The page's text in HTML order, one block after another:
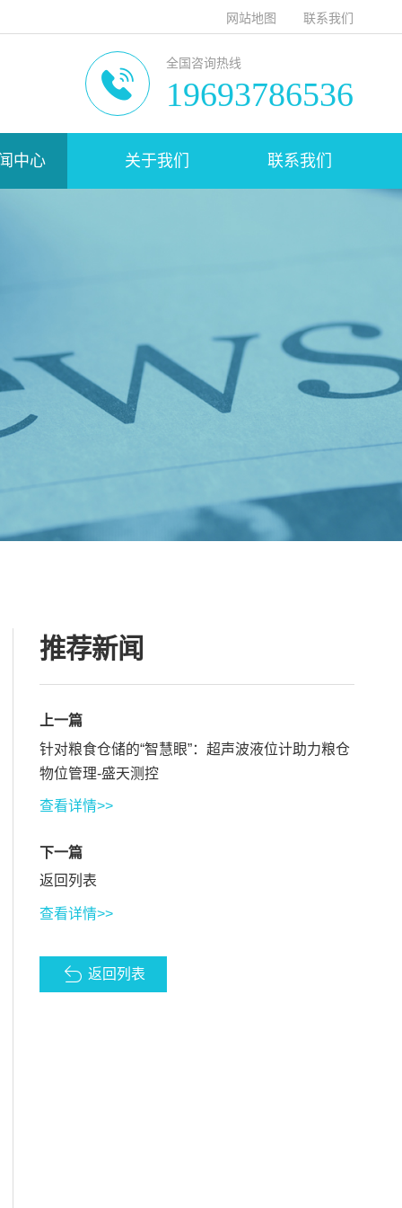
网站地图 联系我们
全国咨询热线
19693786536
中心 关于我们 联系我们
推荐新闻
上一篇
针对粮食仓储的“智慧眼”：超声波液位计助力粮仓
物位管理-盛天测控
查看详情>>
下一篇
返回列表
查看详情>>
返回列表